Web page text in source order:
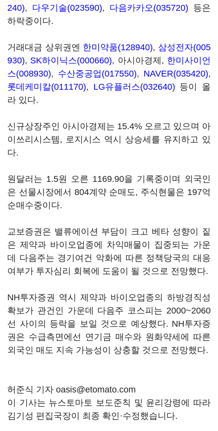
240), 다우기술(023590), 다음카카오(035720) 등은
하락중이다.
거래대금 상위권엔 한미약품(128940), 삼성전자(005
930), SK하이닉스(000660), 아시아경제, 한미사이언
스(008930), 수산중공업(017550), NAVER(035420),
롯데케미칼(011170), LG유플러스(032640) 등이 올
라 있다.
신규상장주인 아시아경제는 15.4% 오르고 있으며 아
이쓰리시스템, 로지시스 역시 상승세를 유지하고 있
다.
원달러는 1.5원 오른 1169.90을 기록중이며 외국인
은 선물시장에서 804계약 순매도, 주식현물은 197억
순매수중이다.
교보증권은 밸류에이션 부담이 크고 베타 성향이 짙
은 제약과 바이오업종에 차익매물이 집중되는 가운
데 다음주는 경기여건 악화에 따른 정책당국의 대응
여부가 투자심리 회복에 도움이 될 것으로 전망했다.
NH투자증권 역시 제약과 바이오업종의 하방경직성
확보가 관건인 가운데 다음주 코스피는 2000~2060
선 사이의 등락을 보일 것으로 예상했다. NH투자증
권은 수급측면에선 연기금 매수와 원화약세에 따른
외국인 매도 지속 가능성이 상충할 것으로 전망했다.
허준식 기자 oasis@etomato.com
이 기사는 뉴스토마토 보도준칙 및 윤리강령에 따라
김기성 편집국장이 최종 확인·수정했습니다.